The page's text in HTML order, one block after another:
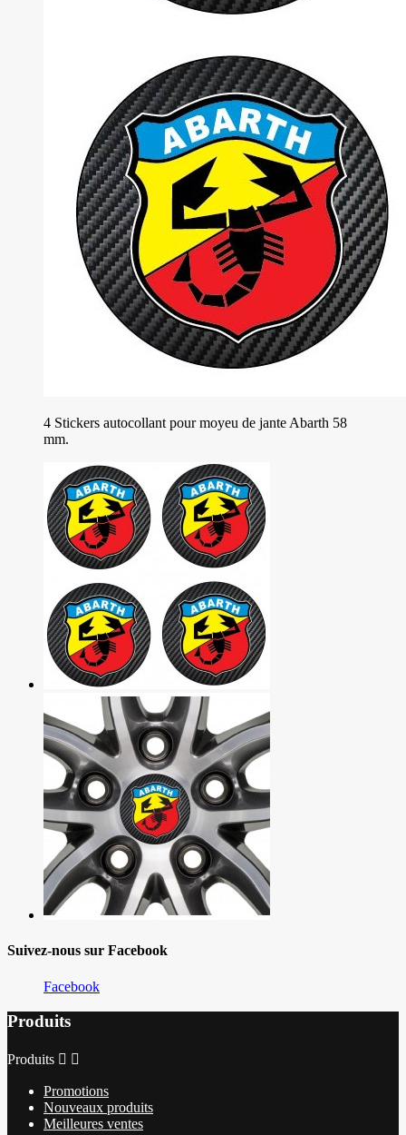
4 Stickers autocollant pour moyeu de jante Abarth 58
mm.
Suivez-nous sur Facebook
Facebook
Produits
Produits  
Promotions
Nouveaux produits
Meilleures ventes